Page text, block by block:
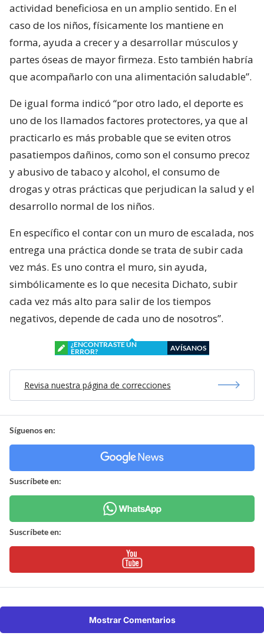
actividad beneficiosa en un amplio sentido. En el
caso de los niños, físicamente los mantiene en
forma, ayuda a crecer y a desarrollar músculos y
partes óseas de mayor firmeza. Esto también habría
que acompañarlo con una alimentación saludable”.
De igual forma indicó “por otro lado, el deporte es
uno de los llamados factores protectores, ya que al
practicarlo es más probable que se eviten otros
pasatiempos dañinos, como son el consumo precoz
y abusivo de tabaco y alcohol, el consumo de
drogas y otras prácticas que perjudican la salud y el
desarrollo normal de los niños.
En específico el contar con un muro de escalada, nos
entrega una práctica donde se trata de subir cada
vez más. Es uno contra el muro, sin ayuda,
simbólicamente es lo que necesita Dichato, subir
cada vez más alto para salir de los tiempos
negativos, depende de cada uno de nosotros”.
¿ENCONTRASTE UN
ERROR?
AVÍSANOS
Revisa nuestra página de correcciones
Síguenos en:
Suscríbete en:
Suscríbete en:
Mostrar Comentarios